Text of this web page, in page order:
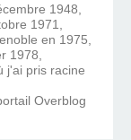
1948,
1971,
en 1975,
1978,
j'ai pris racine
Overblog